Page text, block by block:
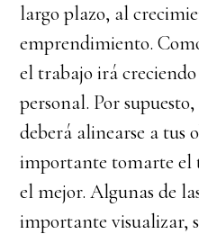
largo plazo, al
emprendimiento.
el trabajo irá
personal. Por
deberá alinearse a tus
importante tomarte el
el mejor. Algunas de
importante visualizar,